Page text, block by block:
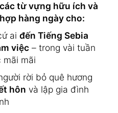
từ vựng hữu ích và
hàng ngày cho:
ai đến Tiếng Sebia
việc – trong vài tuần
mãi mãi
rời bỏ quê hương
hôn và lập gia đình